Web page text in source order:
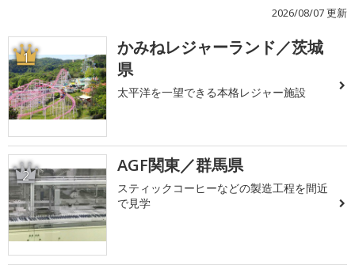
2026/08/07 更新
1
かみねレジャーランド／茨城
県
太平洋を一望できる本格レジャー施設
2 AGF関東／群馬県
スティックコーヒーなどの製造工程を間近
で見学